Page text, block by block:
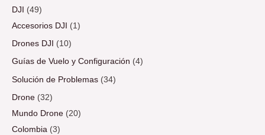
DJI (49)
Accesorios DJI (1)
Drones DJI (10)
Guías de Vuelo y Configuración (4)
Solución de Problemas (34)
Drone (32)
Mundo Drone (20)
Colombia (3)